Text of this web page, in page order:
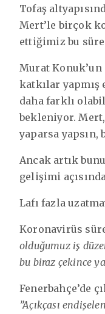
Tofaş
Mert’le birçok
ettiğimiz bu
Murat Konuk’un
katkılar
daha farklı
bekleniyor. Mert,
yaparsa
Ancak artık
gelişimi
Lafı fazla
Koronavirüs
olduğumuz iş
bu biraz çekince
Fenerbahçe’de
”Açıkçası